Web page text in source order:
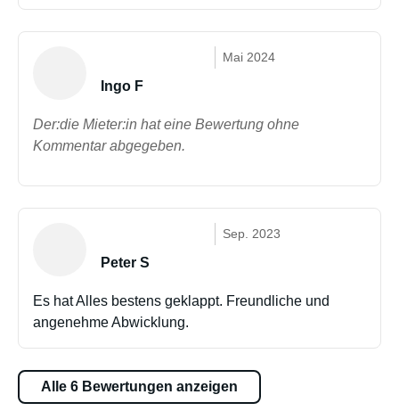
Mai 2024
Ingo F
Der:die Mieter:in hat eine Bewertung ohne
Kommentar abgegeben.
Sep. 2023
Peter S
Es hat Alles bestens geklappt. Freundliche und
angenehme Abwicklung.
Alle 6 Bewertungen anzeigen